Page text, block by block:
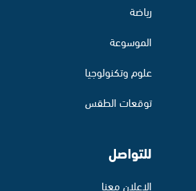
رياضة
الموسوعة
علوم وتكنولوجيا
توقعات الطقس
للتواصل
الإعلان معنا